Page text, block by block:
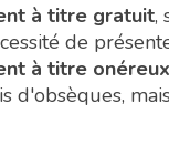
à titre gratuit,
de
à titre onéreux
d'obsèques,